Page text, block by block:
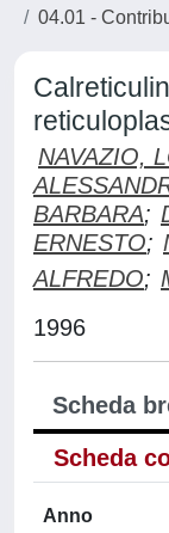
04.01 -
NAVAZIO,
BARBARA;
ERNESTO;
ALFREDO;
1996
Scheda
Scheda
Anno